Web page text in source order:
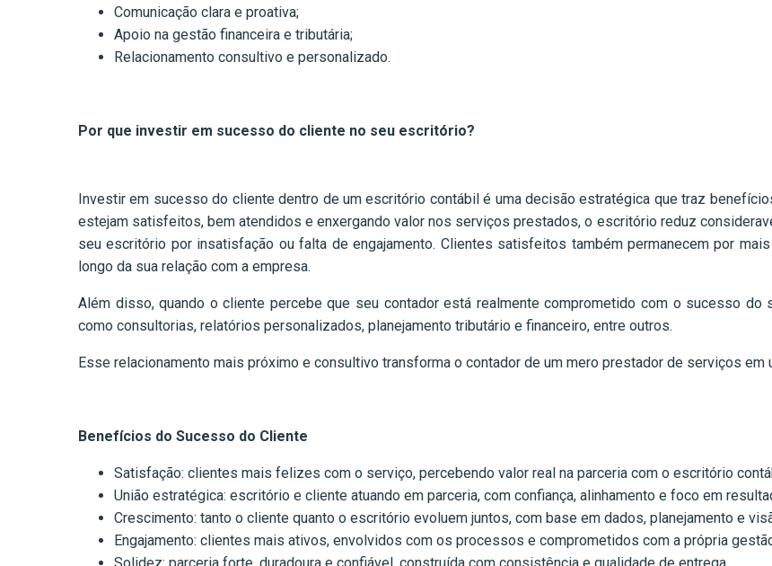
Comunicação clara e proativa;
Apoio na gestão financeira e tributária;
Relacionamento consultivo e personalizado.
Por que investir em sucesso do cliente no seu escritório?
Investir em sucesso do cliente dentro de um escritório contábil é uma decisão estratégica que traz
estejam satisfeitos, bem atendidos e enxergando valor nos serviços prestados, o escritório reduz
seu escritório por insatisfação ou falta de engajamento. Clientes satisfeitos também permanecem por
longo da sua relação com a empresa.
Além disso, quando o cliente percebe que seu contador está realmente comprometido com o sucesso do
como consultorias, relatórios personalizados, planejamento tributário e financeiro, entre outros.
Esse relacionamento mais próximo e consultivo transforma o contador de um mero prestador de serviços
Benefícios do Sucesso do Cliente
Satisfação: clientes mais felizes com o serviço, percebendo valor real na parceria com o escritório
União estratégica: escritório e cliente atuando em parceria, com confiança, alinhamento e foco em
Crescimento: tanto o cliente quanto o escritório evoluem juntos, com base em dados, planejamento e
Engajamento: clientes mais ativos, envolvidos com os processos e comprometidos com a própria